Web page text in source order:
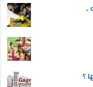
ـ
؟